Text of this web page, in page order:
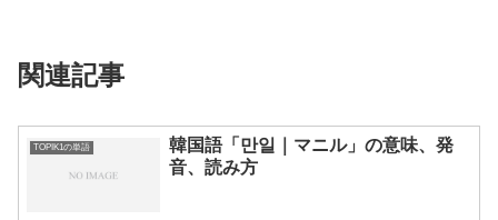
関連記事
TOPIK1の単語
韓国語「만일｜マニル」の意味、発
音、読み方